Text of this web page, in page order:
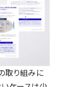
取り組みに